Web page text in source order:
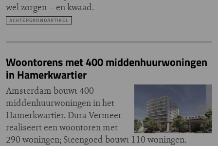
wel zorgen – en kwaad.
ACHTERGRONDARTIKEL
Woontorens met 400 middenhuurwoningen
in Hamerkwartier
Amsterdam bouwt 400
middenhuurwoningen in het
Hamerkwartier. Dura Vermeer
realiseert een woontoren met
290 woningen; Steengoed bouwt 110 woningen.